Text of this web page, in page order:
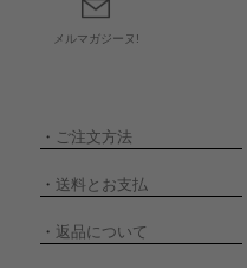
メルマガジーヌ!
・ ご注文方法
・ 送料とお支払
・ 返品について